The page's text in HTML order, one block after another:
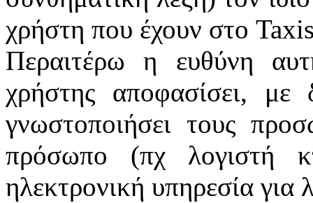
χρήστη που έχουν στο
Περαιτέρω η ευθύνη
χρήστης αποφασίσει, με
γνωστοποιήσει τους
πρόσωπο (πχ λογιστή
ηλεκτρονική υπηρεσία για